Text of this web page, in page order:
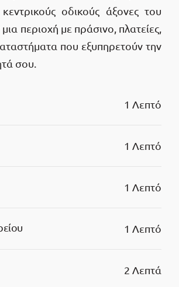
οδικούς άξονες του
περιοχή με πράσινο, πλατείες,
που εξυπηρετούν την
σου.
1 Λεπτό
1 Λεπτό
1 Λεπτό
1 Λεπτό
2 Λεπτά